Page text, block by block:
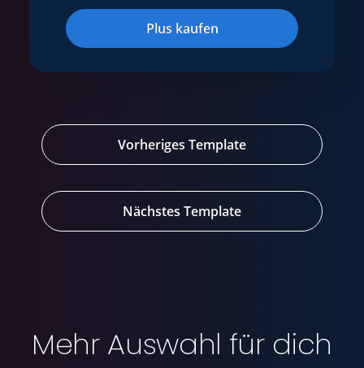
Plus kaufen
Vorheriges Template
Nächstes Template
Mehr Auswahl für dich